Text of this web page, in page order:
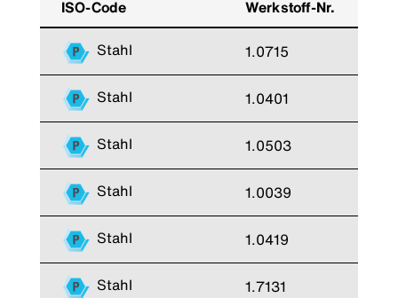
ISO-Code Werkstoff-Nr.
Stahl 1.0715
Stahl 1.0401
Stahl 1.0503
Stahl 1.0039
Stahl 1.0419
Stahl 1.7131